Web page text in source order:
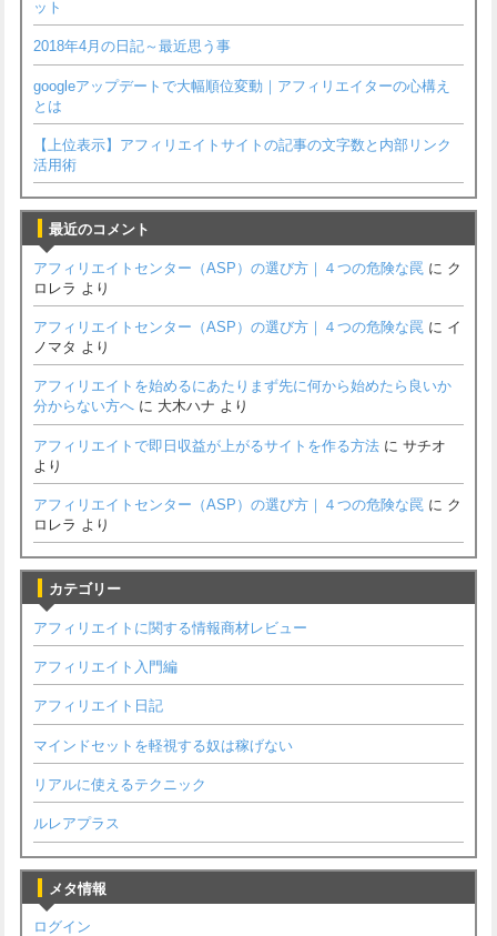
ット
2018年4月の日記～最近思う事
googleアップデートで大幅順位変動｜アフィリエイターの心構え
とは
【上位表示】アフィリエイトサイトの記事の文字数と内部リンク
活用術
最近のコメント
アフィリエイトセンター（ASP）の選び方｜４つの危険な罠 に ク
ロレラ より
アフィリエイトセンター（ASP）の選び方｜４つの危険な罠に イ
ノマタ より
アフィリエイトを始めるにあたりまず先に何から始めたら良いか
分からない方へに 大木ハナ より
アフィリエイトで即日収益が上がるサイトを作る方法に サチオ
より
アフィリエイトセンター（ASP）の選び方｜４つの危険な罠に ク
ロレラ より
カテゴリー
アフィリエイトに関する情報商材レビュー
アフィリエイト入門編
アフィリエイト日記
マインドセットを軽視する奴は稼げない
リアルに使えるテクニック
ルレアプラス
メタ情報
ログイン